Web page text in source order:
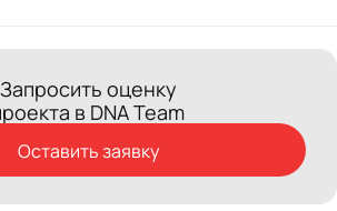
Запросить оценку
в DNA Team
Оставить заявку